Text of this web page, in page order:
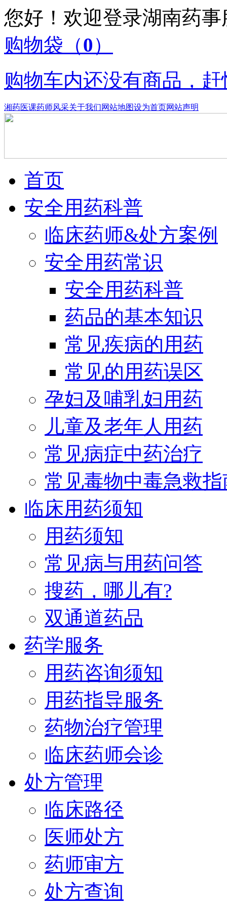
您好！欢迎登录湖南药
购物袋 （0）
购物车内还没有商品，
湘药医课药师风采关于我们网站地图设为首页网站声明
首页
安全用药科普
临床药师&处方案例
安全用药常识
安全用药科普
药品的基本知识
常见疾病的用药
常见的用药误区
孕妇及哺乳妇用药
儿童及老年人用药
常见病症中药治疗
常见毒物中毒急救指
临床用药须知
用药须知
常见病与用药问答
搜药，哪儿有?
双通道药品
药学服务
用药咨询须知
用药指导服务
药物治疗管理
临床药师会诊
处方管理
临床路径
医师处方
药师审方
处方查询